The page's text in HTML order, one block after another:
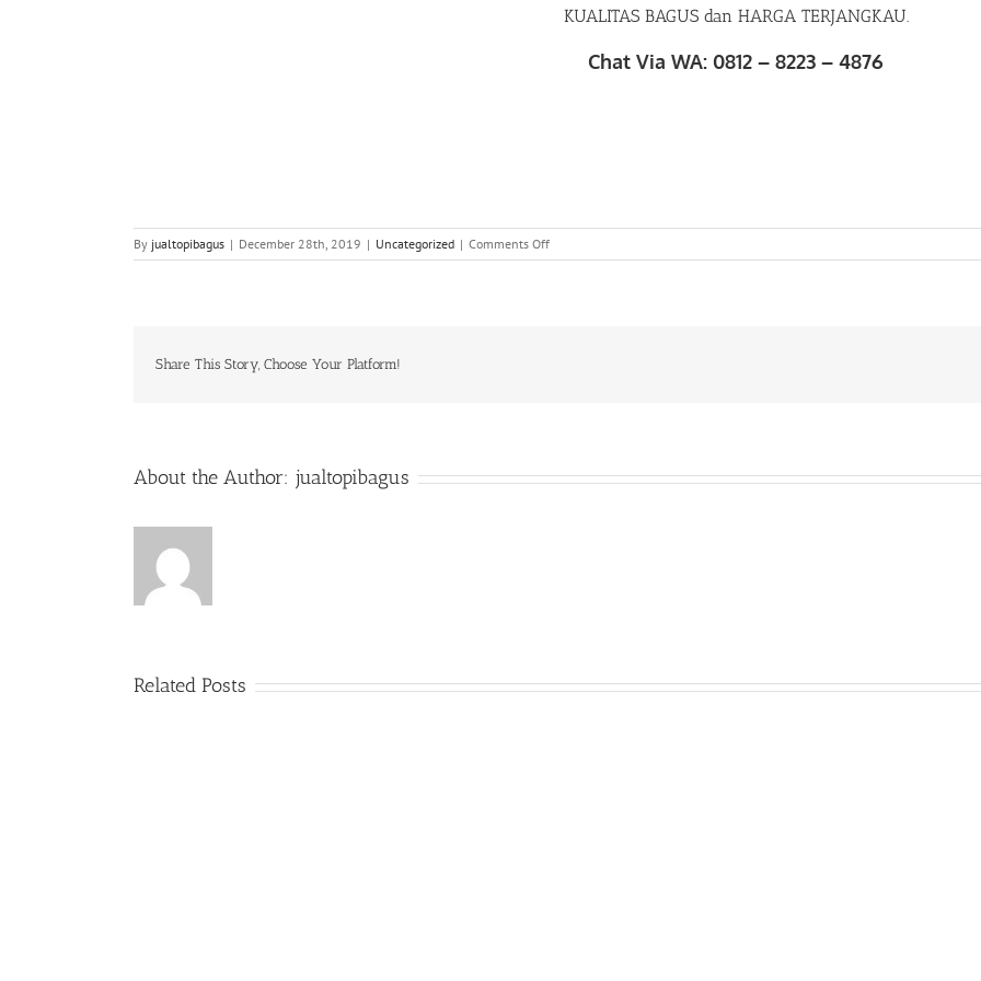
KUALITAS BAGUS dan HARGA TERJANGKAU.
Chat Via WA: 0812 – 8223 – 4876
By jualtopibagus | December 28th, 2019 | Uncategorized | Comments Offon
WA
Pasar
Share This Story, Choose Your Platform!
About the Author: jualtopibagus
Related Posts